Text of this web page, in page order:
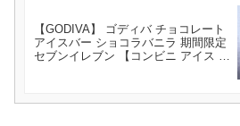
【GODIVA】 ゴディバ チョコレート
アイスバー ショコラバニラ 期間限定
セブンイレブン 【コンビニ アイス レ